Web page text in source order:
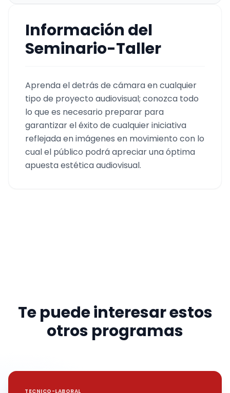
Información del
Seminario-Taller
Aprenda el detrás de cámara en cualquier
tipo de proyecto audiovisual; conozca todo
lo que es necesario preparar para
garantizar el éxito de cualquier iniciativa
reflejada en imágenes en movimiento con lo
cual el público podrá apreciar una óptima
apuesta estética audiovisual.
Te puede interesar estos
otros programas
TECNICO-LABORAL